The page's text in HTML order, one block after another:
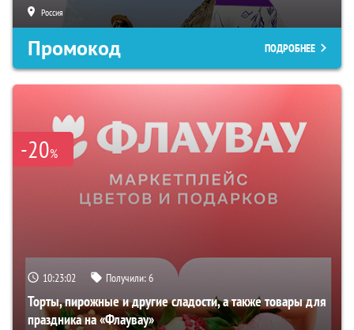
Россия
Промокод ПОДРОБНЕЕ
-20%
10:23:01 Получили:6
Торты, пирожные и другие сладости, а также товары для
праздника на «Флаувау»